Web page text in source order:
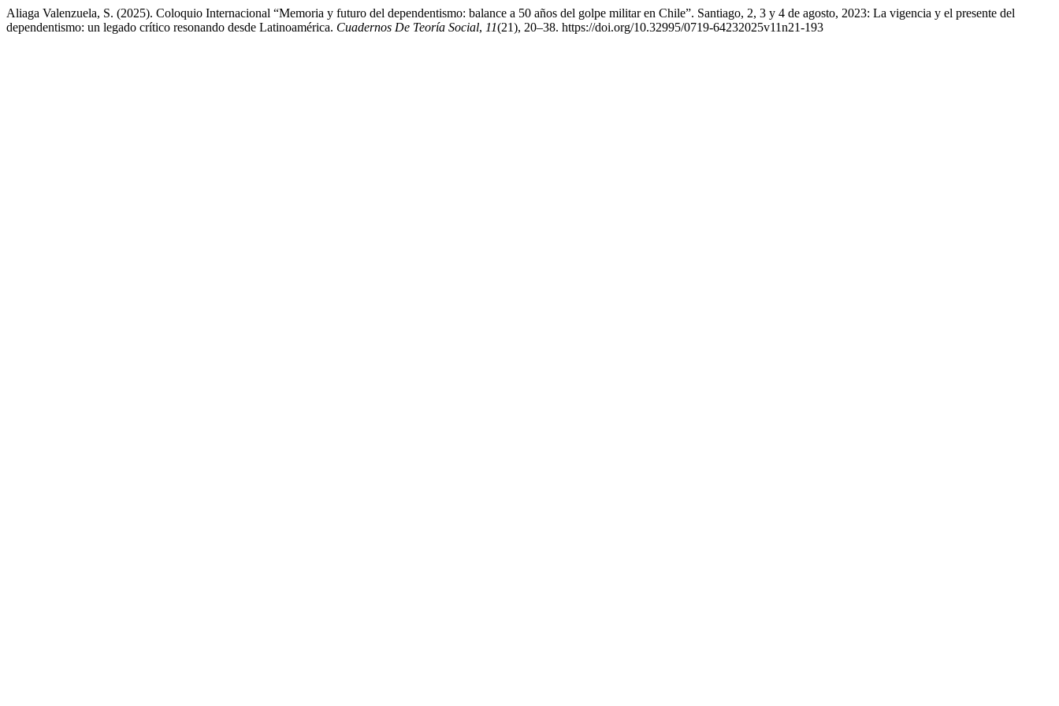
Aliaga Valenzuela, S. (2025). Coloquio Internacional “Memoria y futuro del dependentismo: balance a 50 años del golpe militar en Chile”. Santiago, 2, 3 y 4 de agosto, 2023: La vigencia y el presente del
dependentismo: un legado crítico resonando desde Latinoamérica. Cuadernos De Teoría Social, 11(21), 20–38. https://doi.org/10.32995/0719-64232025v11n21-193